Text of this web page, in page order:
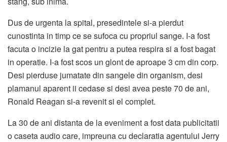
Dus de urgenta la spital, presedintele si-a pierdut
cunostinta in timp ce se sufoca cu propriul sange. I-a fost
facuta o incizie la gat pentru a putea respira si a fost bagat
in operatie. I-a fost scos un glont de aproape 3 cm din corp.
Desi pierduse jumatate din sangele din organism, desi
plamanul aparent ii cedase si desi avea peste 70 de ani,
Ronald Reagan si-a revenit si el complet.
La 30 de ani distanta de la eveniment a fost data publicitatii
o caseta audio care, impreuna cu declaratia agentului Jerry